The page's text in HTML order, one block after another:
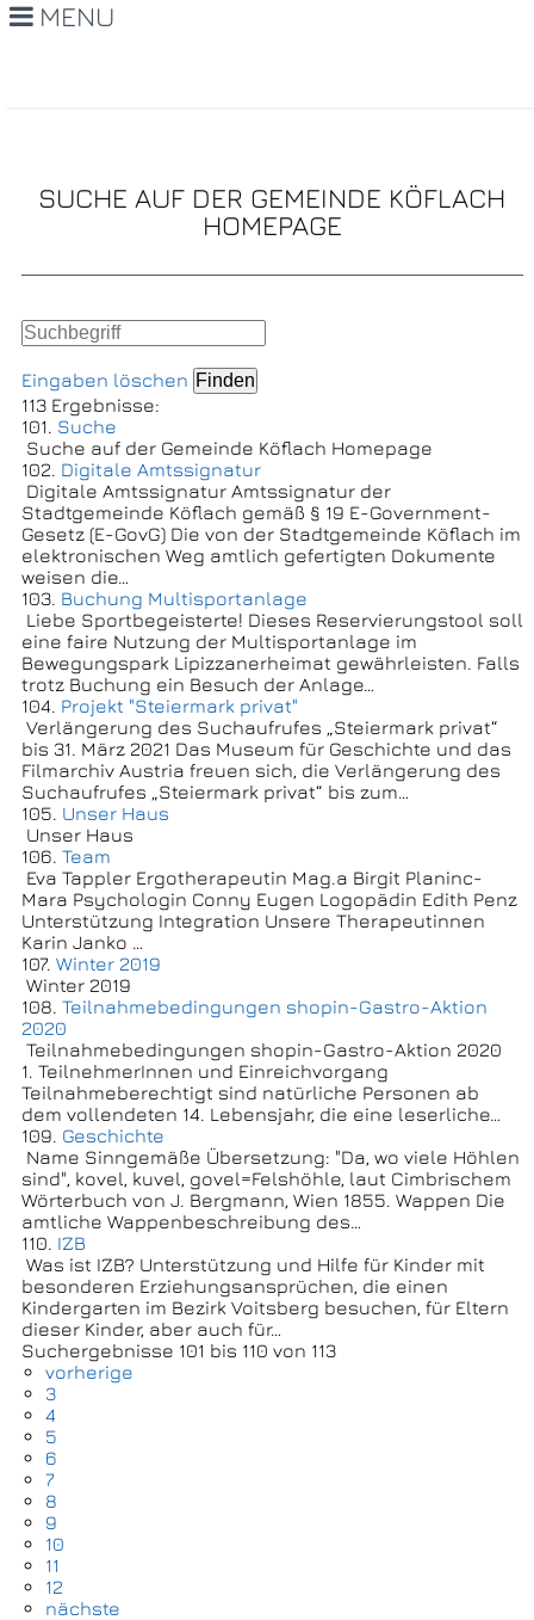
MENU
SUCHE AUF DER GEMEINDE KÖFLACH
HOMEPAGE
Eingaben löschen
113 Ergebnisse:
101.
Suche
Suche auf der Gemeinde Köflach Homepage
102. Digitale Amtssignatur
Digitale Amtssignatur Amtssignatur der
Stadtgemeinde Köflach gemäß § 19 E-Government-
Gesetz (E-GovG) Die von der Stadtgemeinde Köflach im
elektronischen Weg amtlich gefertigten Dokumente
weisen die…
103. Buchung Multisportanlage
Liebe Sportbegeisterte! Dieses Reservierungstool soll
eine faire Nutzung der Multisportanlage im
Bewegungspark Lipizzanerheimat gewährleisten. Falls
trotz Buchung ein Besuch der Anlage…
104. Projekt "Steiermark privat"
Verlängerung des Suchaufrufes „Steiermark privat“
bis 31. März 2021 Das Museum für Geschichte und das
Filmarchiv Austria freuen sich, die Verlängerung des
Suchaufrufes „Steiermark privat“ bis zum…
105. Unser Haus
Unser Haus
106. Team
Eva Tappler Ergotherapeutin Mag.a Birgit Planinc-
Mara Psychologin Conny Eugen Logopädin Edith Penz
Unterstützung Integration Unsere Therapeutinnen
Karin Janko …
107. Winter 2019
Winter 2019
108. Teilnahmebedingungen shopin-Gastro-Aktion
2020
Teilnahmebedingungen shopin-Gastro-Aktion 2020
1. TeilnehmerInnen und Einreichvorgang
Teilnahmeberechtigt sind natürliche Personen ab
dem vollendeten 14. Lebensjahr, die eine leserliche…
109. Geschichte
Name Sinngemäße Übersetzung: "Da, wo viele Höhlen
sind", kovel, kuvel, govel=Felshöhle, laut Cimbrischem
Wörterbuch von J. Bergmann, Wien 1855. Wappen Die
amtliche Wappenbeschreibung des…
110. IZB
Was ist IZB? Unterstützung und Hilfe für Kinder mit
besonderen Erziehungsansprüchen, die einen
Kindergarten im Bezirk Voitsberg besuchen, für Eltern
dieser Kinder, aber auch für…
Suchergebnisse 101 bis 110 von 113
vorherige
3
4
5
6
7
8
9
10
11
12
nächste